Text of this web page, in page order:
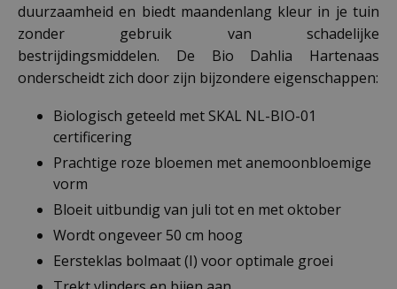
duurzaamheid en biedt maandenlang kleur in je tuin
zonder gebruik van schadelijke
bestrijdingsmiddelen. De Bio Dahlia Hartenaas
onderscheidt zich door zijn bijzondere eigenschappen:
Biologisch geteeld met SKAL NL-BIO-01
certificering
Prachtige roze bloemen met anemoonbloemige
vorm
Bloeit uitbundig van juli tot en met oktober
Wordt ongeveer 50 cm hoog
Eersteklas bolmaat (I) voor optimale groei